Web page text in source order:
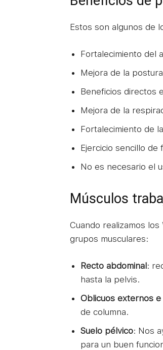
Estos son algunos de
Fortalecimiento del
Mejora de la
Beneficios directos
Mejora de la
Fortalecimiento de
Ejercicio sencillo de
No es necesario el
Músculos
Cuando realizamos
grupos musculares:
Recto abdominal:
hasta la pelvis.
Oblicuos externos
de columna.
Suelo pélvico: Nos
para un buen